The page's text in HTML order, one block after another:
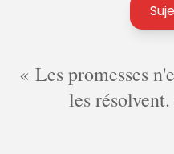
Les promesses
les résolvent.